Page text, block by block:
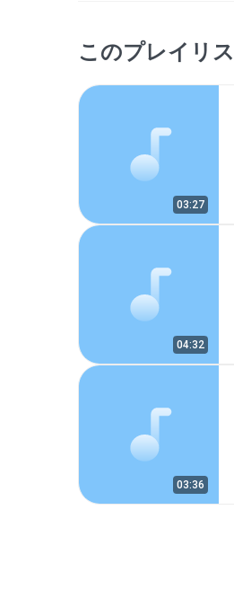
このプレイリ
03:27
04:32
03:36